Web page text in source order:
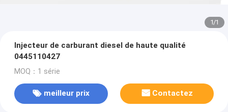
1/1
Injecteur de carburant diesel de haute qualité
0445110427
MOQ：1 série
meilleur prix Contactez